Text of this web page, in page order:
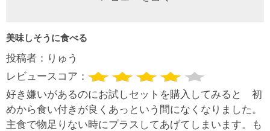
美味しそうに食べる
投稿者： りゅう
レビュースコア：
好き嫌いがあるのにお試しセットを購入してみると 初
めから食い付きが良くあっという間になくなりました。
主食で物足りない時にプラスしてあげてしまいます。も